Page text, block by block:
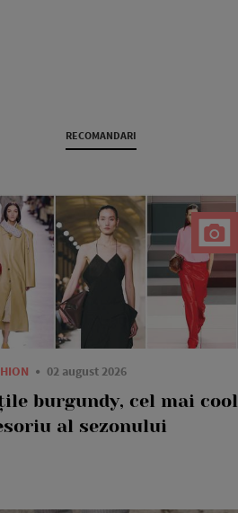
RECOMANDARI
02 august 2026
burgundy, cel mai cool
al sezonului